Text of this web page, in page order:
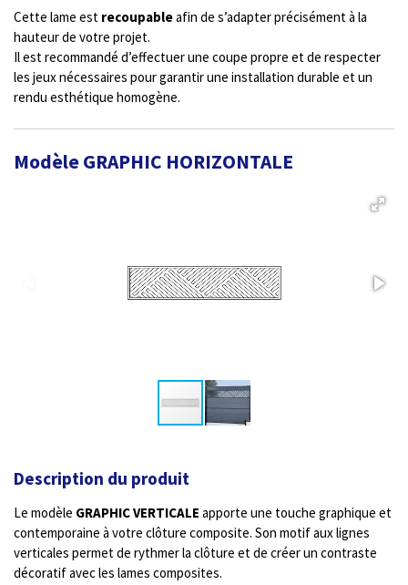
Cette lame est recoupableafin de s’adapter précisément à la
hauteur de votre projet.
Il est recommandé d’effectuer une coupe propre et de respecter
les jeux nécessaires pour garantir une installation durable et un
rendu esthétique homogène.
Modèle GRAPHIC HORIZONTALE
Description du produit
Le modèle GRAPHIC VERTICALE apporte une touche graphique et
contemporaine à votre clôture composite. Son motif aux lignes
verticales permet de rythmer la clôture et de créer un contraste
décoratif avec les lames composites.